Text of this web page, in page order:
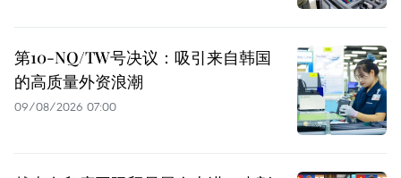
第10-NQ/TW号决议：吸引来自韩国
的高质量外资浪潮
09/08/2026 07:00